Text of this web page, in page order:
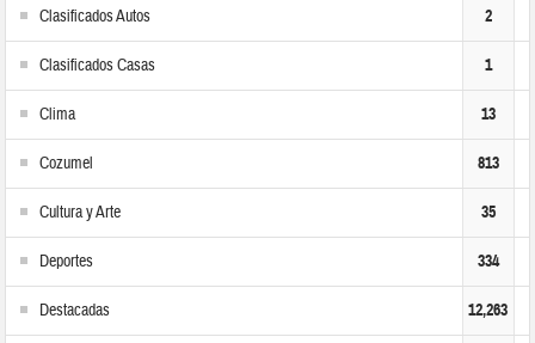
Clasificados Autos 2
Clasificados Casas 1
Clima 13
Cozumel 813
Cultura y Arte 35
Deportes 334
Destacadas 12,263